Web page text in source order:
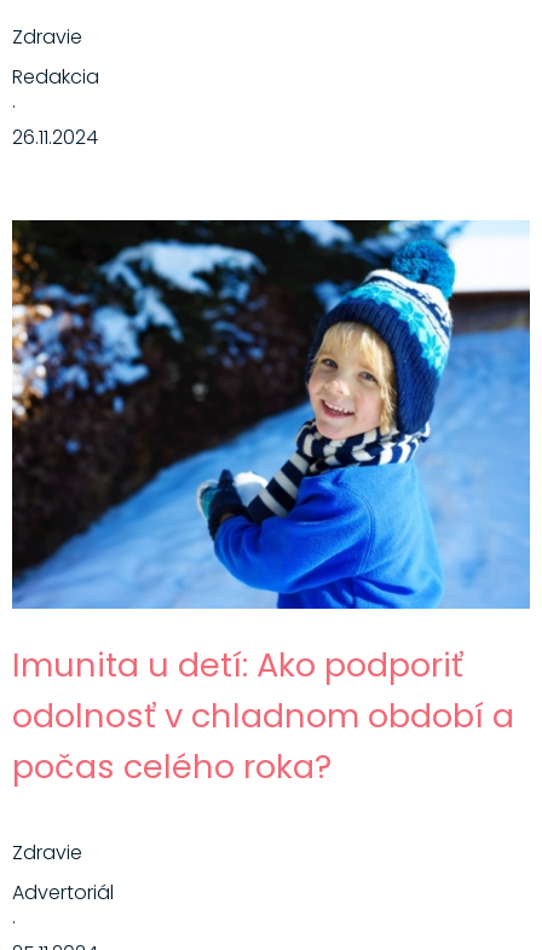
Zdravie
Redakcia
·
26.11.2024
Imunita u detí: Ako podporiť
odolnosť v chladnom období a
počas celého roka?
Zdravie
Advertoriál
·